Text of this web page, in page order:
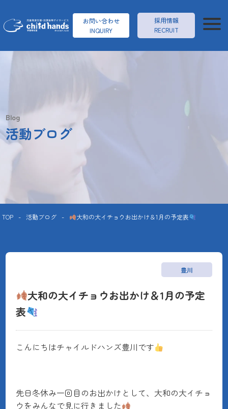
お問い合わせ
INQUIRY
採用情報
RECRUIT
活動ブログ
Blog
TOP - 活動ブログ - 大和の大イチョウお出かけ＆1月の予定表
豊川
大和の大イチョウお出かけ＆1月の予定
表
こんにちはチャイルドハンズ豊川です
先日冬休み一回目のお出かけとして、大和の大イチョ
ウをみんなで見に行きました